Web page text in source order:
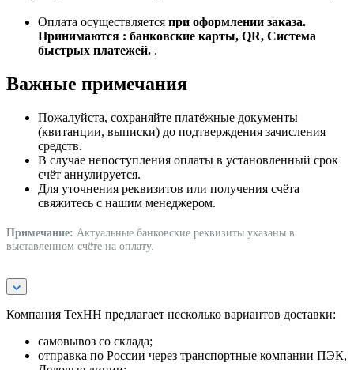
Оплата осуществляется при оформлении заказа.
Принимаются : банковские карты, QR, Система
быстрых платежей. .
Важные примечания
Пожалуйста, сохраняйте платёжные документы
(квитанции, выписки) до подтверждения зачисления
средств.
В случае непоступления оплаты в установленный срок
счёт аннулируется.
Для уточнения реквизитов или получения счёта
свяжитесь с нашим менеджером.
Примечание: Актуальные банковские реквизиты указаны в
выставленном счёте на оплату.
Компания ТехНН предлагает несколько вариантов доставки:
самовывоз со склада;
отправка по России через транспортные компании ПЭК,